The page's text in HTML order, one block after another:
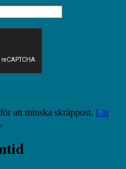
att minska skräppost. Lär
.